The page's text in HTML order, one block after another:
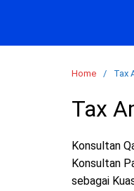
content
Home Tax
Tax
Konsultan
Konsultan
sebagai